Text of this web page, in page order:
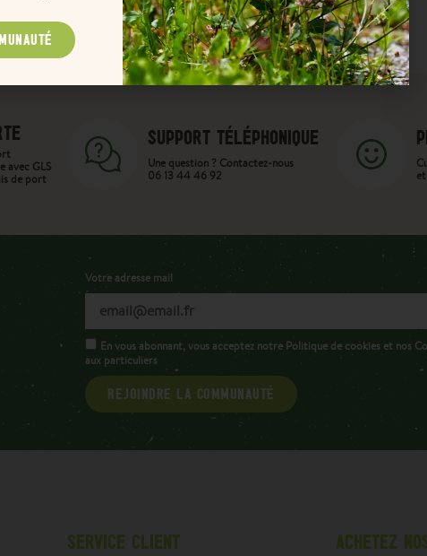
avec GLS
de port
SUPPORT TÉLÉPHONIQUE
Une question ? Contactez-nous
06 13 44 46 92
Votre adresse mail
En vous abonnant, vous acceptez notre Politique de cookies et nos
aux particuliers
REJOINDRE LA COMMUNAUTÉ
SERVICE CLIENT ACHETEZ